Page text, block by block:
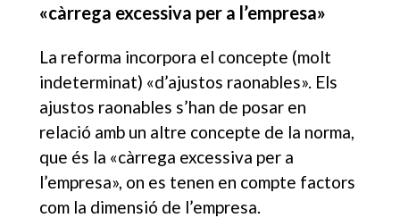
«càrrega excessiva per a l’empresa»
La reforma incorpora el concepte (molt
indeterminat) «d’ajustos raonables». Els
ajustos raonables s’han de posar en
relació amb un altre concepte de la norma,
que és la «càrrega excessiva per a
l’empresa», on es tenen en compte factors
com la dimensió de l’empresa.